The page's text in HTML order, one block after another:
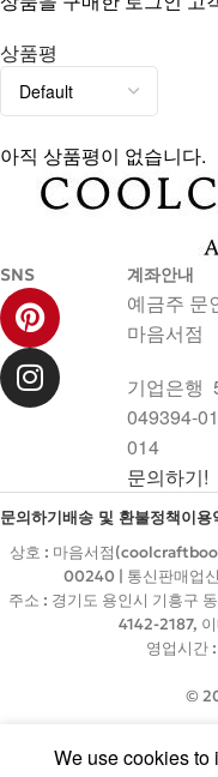
상품평
아직 상품평이 없습니다.
SNS 계좌안내
예금주 문
마음서점
기업은행
049394-
014
문의하기!
문의하기배송 및 환불정책이용
상호 : 마음서점
00240 | 통신판매업
주소 : 경기도 용인시 기흥구
4142-2187,
영업시간
©
We use cookies to